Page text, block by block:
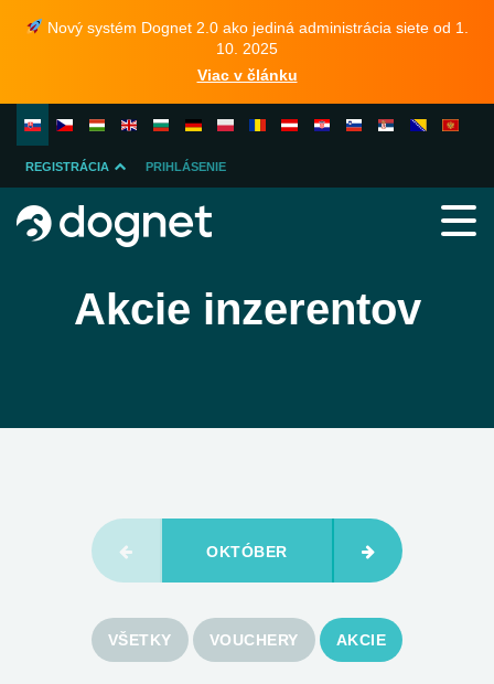
Nový systém Dognet 2.0 ako jediná administrácia siete od 1.
10. 2025
Viac v článku
REGISTRÁCIA
INZERENTA
PRIHLÁSENIE
Akcie inzerentov
OKTÓBER
VŠETKY VOUCHERY AKCIE